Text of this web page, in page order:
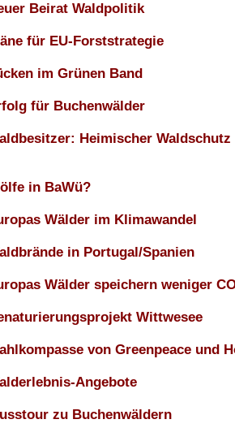
Beirat Waldpolitik
für EU-Forststrategie
im Grünen Band
für Buchenwälder
Heimischer
in BaWü?
Wälder im Klimawandel
in Portugal/Spanien
Wälder speichern weniger
Wittwesee
von Greenpeace und
Angebote
zu Buchenwäldern